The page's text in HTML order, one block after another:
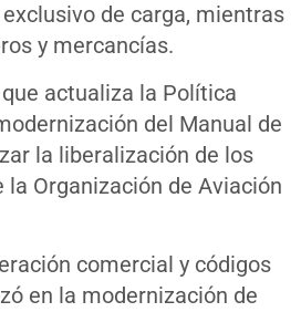
de carga, mientras
y mercancías.
actualiza la Política
del Manual de
la liberalización de los
Organización de Aviación
comercial y códigos
en la modernización de